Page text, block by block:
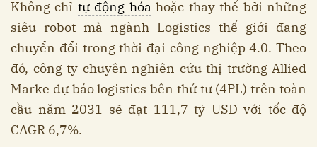
Không chỉ tự động hóa hoặc thay thế bởi những
siêu robot mà ngành Logistics thế giới đang
chuyển đổi trong thời đại công nghiệp 4.0. Theo
đó, công ty chuyên nghiên cứu thị trường Allied
Marke dự báo logistics bên thứ tư (4PL) trên toàn
cầu năm 2031 sẽ đạt 111,7 tỷ USD với tốc độ
CAGR 6,7%.